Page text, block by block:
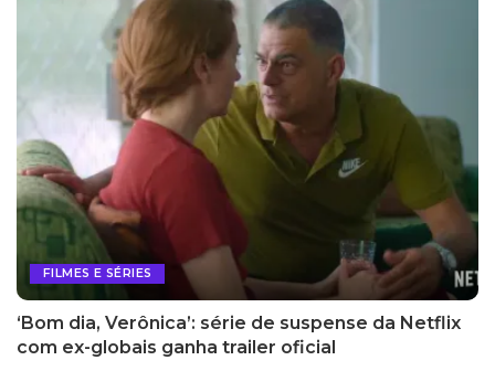
FILMES E SÉRIES
‘Bom dia, Verônica’: série de suspense da Netflix
com ex-globais ganha trailer oficial